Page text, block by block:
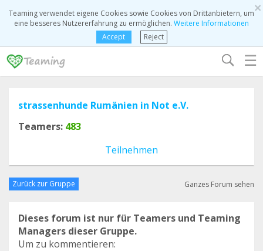
×
Teaming verwendet eigene Cookies sowie Cookies von Drittanbietern, um
eine besseres Nutzererfahrung zu ermöglichen. Weitere Informationen
Accept
Reject
☰
strassenhunde Rumänien in Not e.V.
Teamers: 483
Teilnehmen
Zurück zur Gruppe Ganzes Forum sehen
Dieses forum ist nur für Teamers und Teaming
Managers dieser Gruppe.
Um zu kommentieren: